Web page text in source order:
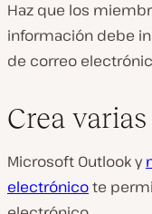
Haz que los
información debe
de correo
Crea
Microsoft Outlook y
electrónicote